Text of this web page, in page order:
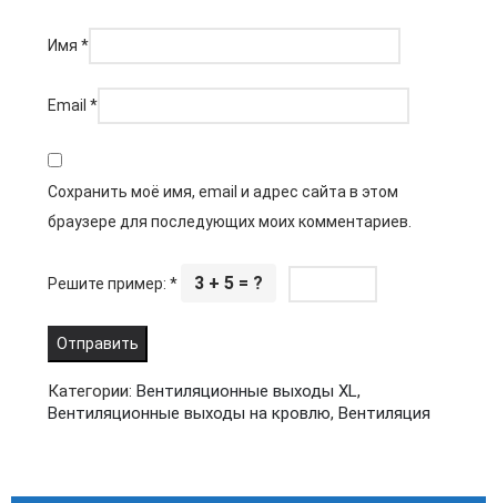
Имя *
Email *
Сохранить моё имя, email и адрес сайта в этом
браузере для последующих моих комментариев.
Решите пример: * 3 + 5 = ?
Категории: Вентиляционные выходы XL,
Вентиляционные выходы на кровлю, Вентиляция